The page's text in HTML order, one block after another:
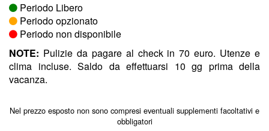
Periodo Libero
Periodo opzionato
Periodo non disponibile
NOTE: Pulizie da pagare al check in 70 euro. Utenze e
clima incluse. Saldo da effettuarsi 10 gg prima della
vacanza.
Nel prezzo esposto non sono compresi eventuali supplementi facoltativi e
obbligatori